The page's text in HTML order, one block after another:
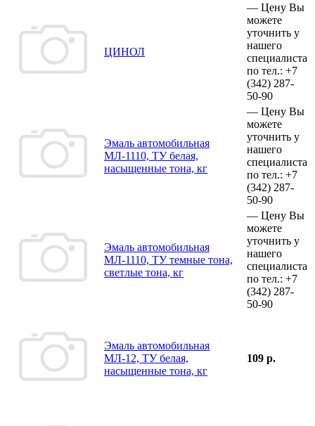
ЦИНОЛ
— Цену Вы
можете
уточнить у
нашего
специалиста
по тел.: +7
(342) 287-
50-90
Эмаль автомобильная
МЛ-1110, ТУ белая,
насыщенные тона, кг
— Цену Вы
можете
уточнить у
нашего
специалиста
по тел.: +7
(342) 287-
50-90
Эмаль автомобильная
МЛ-1110, ТУ темные тона,
светлые тона, кг
— Цену Вы
можете
уточнить у
нашего
специалиста
по тел.: +7
(342) 287-
50-90
Эмаль автомобильная
МЛ-12, ТУ белая,
насыщенные тона, кг
109 р.